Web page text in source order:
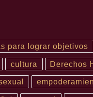
para lograr objetivos
cultura Derechos